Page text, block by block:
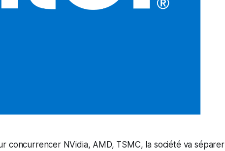
concurrencer NVidia, AMD, TSMC, la société va séparer